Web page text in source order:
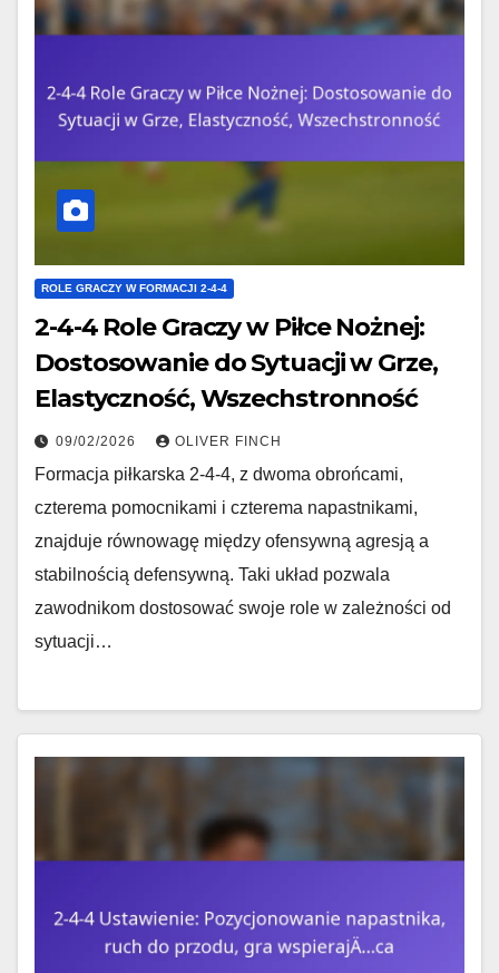
ROLE GRACZY W FORMACJI 2-4-4
2-4-4 Role Graczy w Piłce Nożnej:
Dostosowanie do Sytuacji w Grze,
Elastyczność, Wszechstronność
09/02/2026 OLIVER FINCH
Formacja piłkarska 2-4-4, z dwoma obrońcami,
czterema pomocnikami i czterema napastnikami,
znajduje równowagę między ofensywną agresją a
stabilnością defensywną. Taki układ pozwala
zawodnikom dostosować swoje role w zależności od
sytuacji…